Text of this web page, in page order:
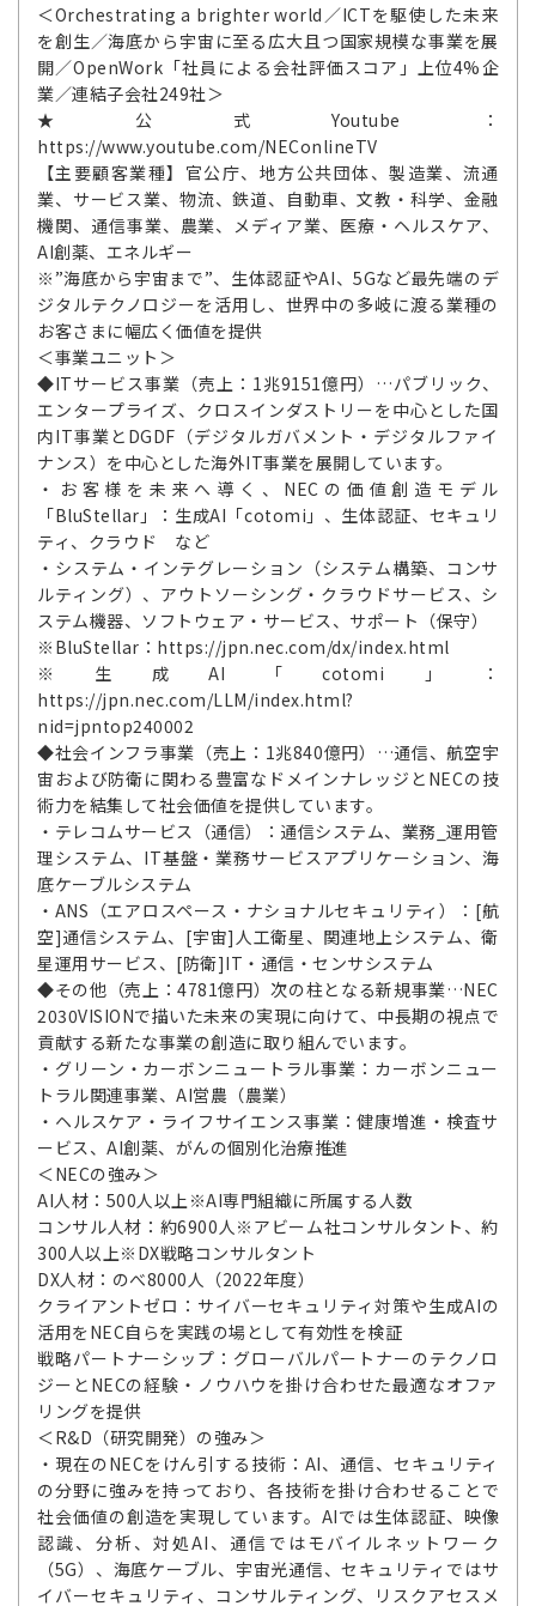
＜Orchestrating a brighter world／ICTを駆使した未来
を創生／海底から宇宙に至る広大且つ国家規模な事業を展
開／OpenWork「社員による会社評価スコア」上位4%企
業／連結子会社249社＞
★公式Youtube：
https://www.youtube.com/NEConlineTV
【主要顧客業種】官公庁、地方公共団体、製造業、流通
業、サービス業、物流、鉄道、自動車、文教・科学、金融
機関、通信事業、農業、メディア業、医療・ヘルスケア、
AI創薬、エネルギー
※”海底から宇宙まで”、生体認証やAI、5Gなど最先端のデ
ジタルテクノロジーを活用し、世界中の多岐に渡る業種の
お客さまに幅広く価値を提供
＜事業ユニット＞
◆ITサービス事業（売上：1兆9151億円）…パブリック、
エンタープライズ、クロスインダストリーを中心とした国
内IT事業とDGDF（デジタルガバメント・デジタルファイ
ナンス）を中心とした海外IT事業を展開しています。
・お客様を未来へ導く、NECの価値創造モデル
「BluStellar」：生成AI「cotomi」、生体認証、セキュリ
ティ、クラウド など
・システム・インテグレーション（システム構築、コンサ
ルティング）、アウトソーシング・クラウドサービス、シ
ステム機器、ソフトウェア・サービス、サポート（保守）
※BluStellar：https://jpn.nec.com/dx/index.html
※生成AI「cotomi」：
https://jpn.nec.com/LLM/index.html?
nid=jpntop240002
◆社会インフラ事業（売上：1兆840億円）…通信、航空宇
宙および防衛に関わる豊富なドメインナレッジとNECの技
術力を結集して社会価値を提供しています。
・テレコムサービス（通信）：通信システム、業務_運用管
理システム、IT基盤・業務サービスアプリケーション、海
底ケーブルシステム
・ANS（エアロスペース・ナショナルセキュリティ）：[航
空]通信システム、[宇宙]人工衛星、関連地上システム、衛
星運用サービス、[防衛]IT・通信・センサシステム
◆その他（売上：4781億円）次の柱となる新規事業…NEC
2030VISIONで描いた未来の実現に向けて、中長期の視点で
貢献する新たな事業の創造に取り組んでいます。
・グリーン・カーボンニュートラル事業：カーボンニュー
トラル関連事業、AI営農（農業）
・ヘルスケア・ライフサイエンス事業：健康増進・検査サ
ービス、AI創薬、がんの個別化治療推進
＜NECの強み＞
AI人材：500人以上※AI専門組織に所属する人数
コンサル人材：約6900人※アビーム社コンサルタント、約
300人以上※DX戦略コンサルタント
DX人材：のべ8000人（2022年度）
クライアントゼロ：サイバーセキュリティ対策や生成AIの
活用をNEC自らを実践の場として有効性を検証
戦略パートナーシップ：グローバルパートナーのテクノロ
ジーとNECの経験・ノウハウを掛け合わせた最適なオファ
リングを提供
＜R&D（研究開発）の強み＞
・現在のNECをけん引する技術：AI、通信、セキュリティ
の分野に強みを持っており、各技術を掛け合わせることで
社会価値の創造を実現しています。AIでは生体認証、映像
認識、分析、対処AI、通信ではモバイルネットワーク
（5G）、海底ケーブル、宇宙光通信、セキュリティではサ
イバーセキュリティ、コンサルティング、リスクアセスメ